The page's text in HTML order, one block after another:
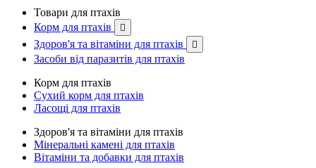
Товари для птахів
Корм для птахів

Здоров'я та вітаміни для птахів 
Засоби від паразитів для птахів
Корм для птахів
Сухий корм для птахів
Ласощі для птахів
Здоров'я та вітаміни для птахів
Мінеральні камені для птахів
Вітаміни та добавки для птахів